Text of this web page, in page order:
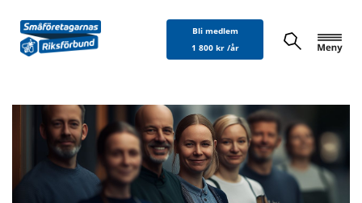
innehåll
Bli medlem
1 800 kr /år